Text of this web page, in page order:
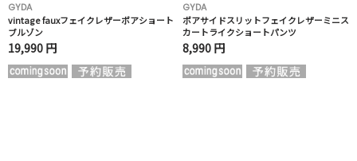
GYDA
vintage fauxフェイクレザーボアショート
ブルゾン
19,990 円
GYDA
ボアサイドスリットフェイクレザーミニス
カートライクショートパンツ
8,990 円